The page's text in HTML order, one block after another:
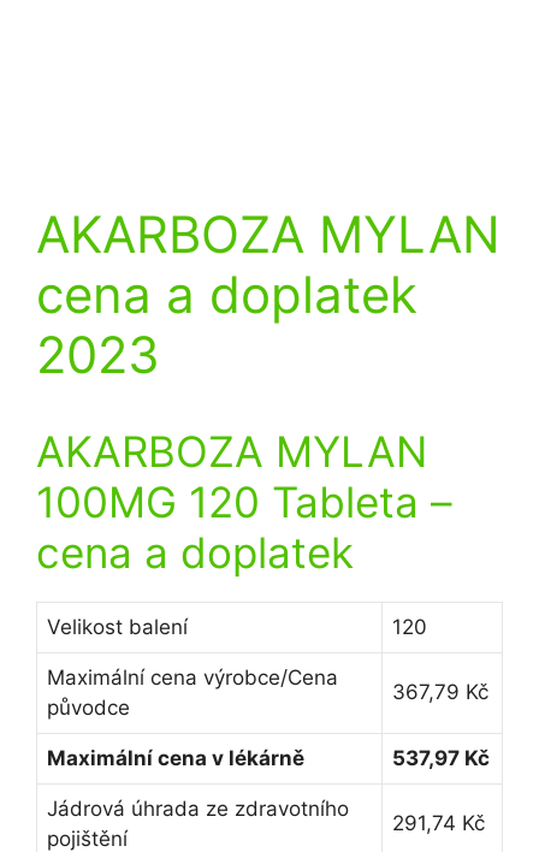
AKARBOZA MYLAN
cena a doplatek
2023
AKARBOZA MYLAN
100MG 120 Tableta –
cena a doplatek
Velikost balení 120
Maximální cena výrobce/Cena
původce
367,79 Kč
Maximální cena v lékárně 537,97 Kč
Jádrová úhrada ze zdravotního
pojištění
291,74 Kč